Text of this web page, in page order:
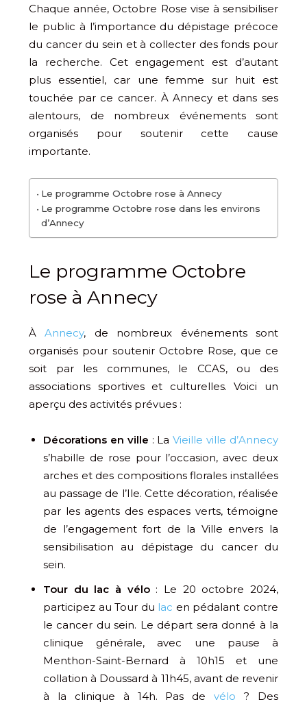
Chaque année, Octobre Rose vise à sensibiliser
le public à l’importance du dépistage précoce
du cancer du sein et à collecter des fonds pour
la recherche. Cet engagement est d’autant
plus essentiel, car une femme sur huit est
touchée par ce cancer. À Annecy et dans ses
alentours, de nombreux événements sont
organisés pour soutenir cette cause
importante.
Le programme Octobre rose à Annecy
Le programme Octobre rose dans les environs
d’Annecy
Le programme Octobre
rose à Annecy
ÀAnnecy, de nombreux événements sont
organisés pour soutenir Octobre Rose, que ce
soit par les communes, le CCAS, ou des
associations sportives et culturelles. Voici un
aperçu des activités prévues :
Décorations en ville : LaVieille ville d’Annecy
s’habille de rose pour l’occasion, avec deux
arches et des compositions florales installées
au passage de l’Ile. Cette décoration, réalisée
par les agents des espaces verts, témoigne
de l’engagement fort de la Ville envers la
sensibilisation au dépistage du cancer du
sein.
Tour du lac à vélo: Le 20 octobre 2024,
participez au Tour du lac en pédalant contre
le cancer du sein. Le départ sera donné à la
clinique générale, avec une pause à
Menthon-Saint-Bernard à 10h15 et une
collation à Doussard à 11h45, avant de revenir
à la clinique à 14h. Pas devélo ? Des